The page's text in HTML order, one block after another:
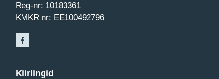
Reg-nr: 10183361
KMKR nr: EE100492796
Kiirlingid